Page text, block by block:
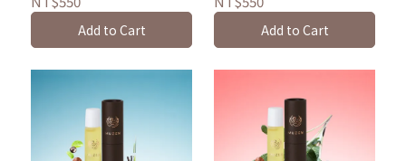
Add to Cart Add to Cart